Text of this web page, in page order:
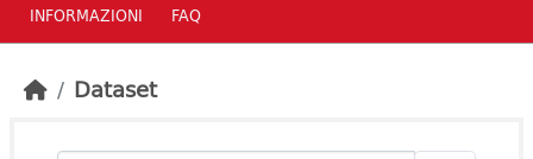
INFORMAZIONI FAQ
Dataset